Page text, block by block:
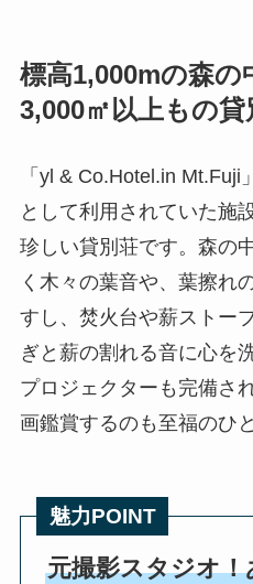
標高1,000mの森の
3,000㎡以上もの貸
「yl & Co.Hotel.in
として利用されていた施
珍しい貸別荘です。森の
く木々の葉音や、葉擦れ
すし、焚火台や薪ストー
ぎと薪の割れる音に心を
プロジェクターも完備さ
画鑑賞するのも至福のひ
魅力POINT
元撮影スタジオ